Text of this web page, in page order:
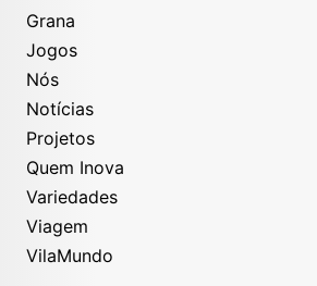
Grana
Jogos
Nós
Notícias
Projetos
Quem Inova
Variedades
Viagem
VilaMundo